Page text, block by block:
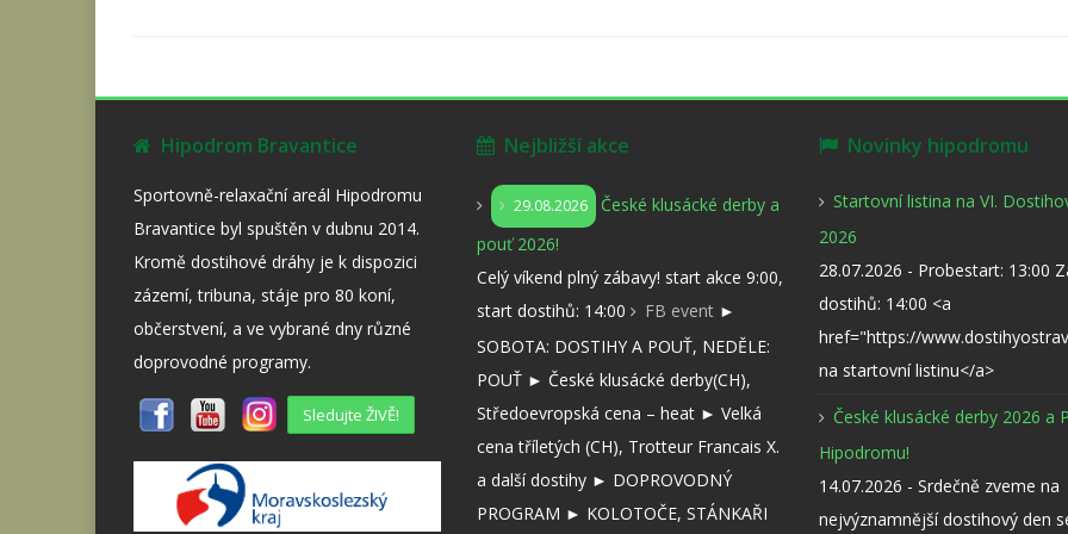
Hipodrom Bravantice
Sportovně-relaxační areál Hipodromu
Bravantice byl spuštěn v dubnu 2014.
Kromě dostihové dráhy je k dispozici
zázemí, tribuna, stáje pro 80 koní,
občerstvení, a ve vybrané dny různé
doprovodné programy.
Sledujte ŽIVĚ!
Nejbližší akce
29.08.2026
České klusácké derby a
pouť 2026!
Celý víkend plný zábavy! start akce 9:00,
start dostihů: 14:00
FB event►
SOBOTA: DOSTIHY A POUŤ, NEDĚLE:
POUŤ ► České klusácké derby(CH),
Středoevropská cena – heat ► Velká
cena tříletých (CH), Trotteur Francais X.
a další dostihy ► DOPROVODNÝ
PROGRAM ► KOLOTOČE, STÁNKAŘI
Novinky hipodromu
Startovní listina na VI.
2026
28.07.2026 - Probestart: 13:00
dostihů: 14:00 <a
href="https://
na startovní listinu</a>
České klusácké derby 2026 a
Hipodromu!
14.07.2026 - Srdečně zveme na
nejvýznamnější dostihový den